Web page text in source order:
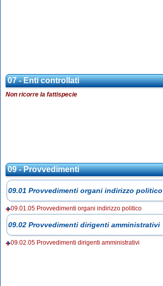
07 - Enti controllati
Non ricorre la fattispecie
09 - Provvedimenti
09.01 Provvedimenti organi indirizzo politico
09.01.05 Provvedimenti organi indirizzo politico
09.02 Provvedimenti dirigenti amministrativi
09.02.05 Provvedimenti dirigenti amministrativi